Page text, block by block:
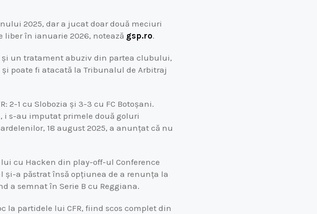
2025, dar a jucat doar două meciuri
liber în ianuarie 2026, notează gsp.ro.
un tratament abuziv din partea clubului,
poate fi atacată la Tribunalul de Arbitraj
2-1 cu Slobozia și 3-3 cu FC Botoșani.
i s-au imputat primele două goluri
18 august 2025, a anunțat că nu
cu Hacken din play-off-ul Conference
și-a păstrat însă opțiunea de a renunța la
a semnat în Serie B cu Reggiana.
la partidele lui CFR, fiind scos complet din